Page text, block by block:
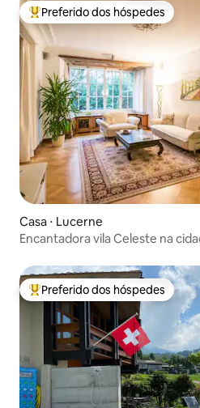
Entre os melhores preferidos dos
Preferido dos hóspedes
Casa ⋅ Lucerne
Encantadora vila Celeste na
Entre os melhores preferidos
Preferido dos hóspedes